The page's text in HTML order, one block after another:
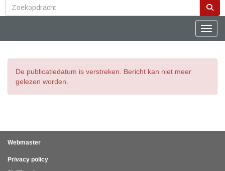
De publicatiedatum is verstreken. Bericht kan niet meer
gelezen worden.
Webmaster
Privacy policy